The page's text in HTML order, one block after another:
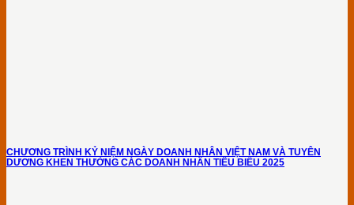
CHƯƠNG TRÌNH KỶ NIỆM NGÀY DOANH NHÂN VIỆT NAM VÀ TUYÊN
DƯƠNG KHEN THƯỞNG CÁC DOANH NHÂN TIÊU BIỂU 2025